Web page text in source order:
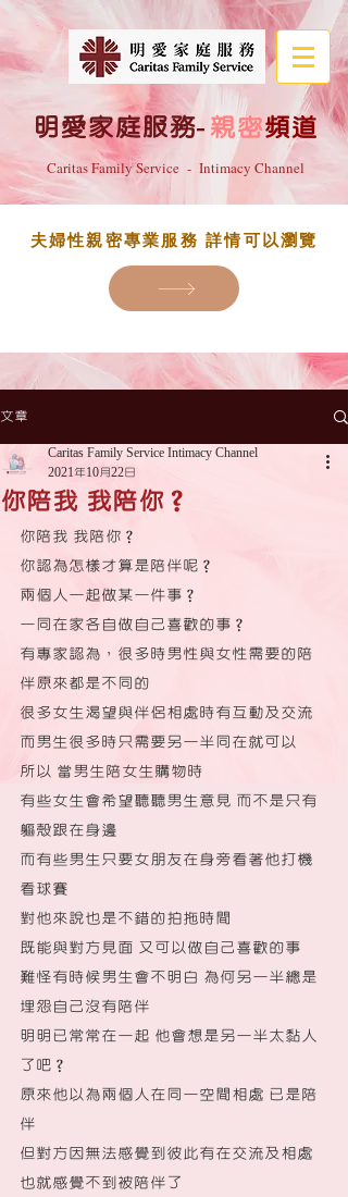
明愛家庭服務- 親密頻道
Caritas Family Service - Intimacy Channel
夫婦性親密專業服務 詳情可以瀏覽
文章
你陪我 我陪你？
Caritas Family Service Intimacy Channel
2021年10月22日
你陪我 我陪你？
你認為怎樣才算是陪伴呢？
兩個人一起做某一件事？
一同在家各自做自己喜歡的事？
有專家認為，很多時男性與女性需要的陪
伴原來都是不同的
很多女生渴望與伴侶相處時有互動及交流
而男生很多時只需要另一半同在就可以
所以 當男生陪女生購物時
有些女生會希望聽聽男生意見 而不是只有
軀殼跟在身邊
而有些男生只要女朋友在身旁看著他打機
看球賽
對他來說也是不錯的拍拖時間
既能與對方見面 又可以做自己喜歡的事
難怪有時候男生會不明白 為何另一半總是
埋怨自己沒有陪伴
明明已常常在一起 他會想是另一半太黏人
了吧？
原來他以為兩個人在同一空間相處 已是陪
伴
但對方因無法感覺到彼此有在交流及相處
也就感覺不到被陪伴了